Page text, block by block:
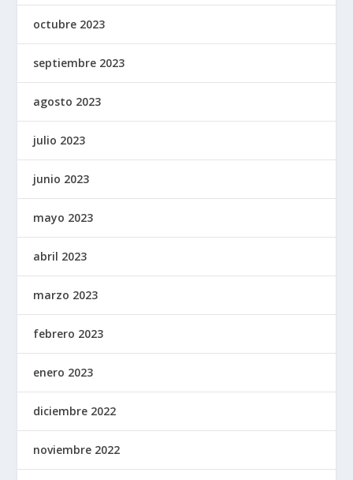
octubre 2023
septiembre 2023
agosto 2023
julio 2023
junio 2023
mayo 2023
abril 2023
marzo 2023
febrero 2023
enero 2023
diciembre 2022
noviembre 2022